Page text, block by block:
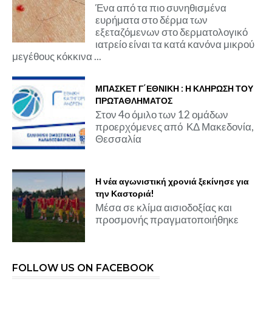
Ένα από τα πιο συνηθισμένα
ευρήματα στο δέρμα των
εξεταζόμενων στο δερματολογικό
ιατρείο είναι τα κατά κανόνα μικρού
μεγέθους κόκκινα ...
ΜΠΑΣΚΕΤ Γ΄ΕΘΝΙΚΗ : Η ΚΛΗΡΩΣΗ ΤΟΥ
ΠΡΩΤΑΘΛΗΜΑΤΟΣ
Στον 4ο όμιλο των 12 ομάδων
προερχόμενες από ΚΔ Μακεδονία,
Θεσσαλία
Η νέα αγωνιστική χρονιά ξεκίνησε για
την Καστοριά!
Μέσα σε κλίμα αισιοδοξίας και
προσμονής πραγματοποιήθηκε
FOLLOW US ON FACEBOOK